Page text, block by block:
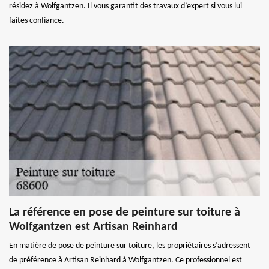
résidez à Wolfgantzen. Il vous garantit des travaux d’expert si vous lui
faites confiance.
La référence en pose de peinture sur toiture à
Wolfgantzen est Artisan Reinhard
En matière de pose de peinture sur toiture, les propriétaires s’adressent
de préférence à Artisan Reinhard à Wolfgantzen. Ce professionnel est